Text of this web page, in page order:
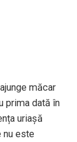
măcar
prima dată în
uriașă
nu este